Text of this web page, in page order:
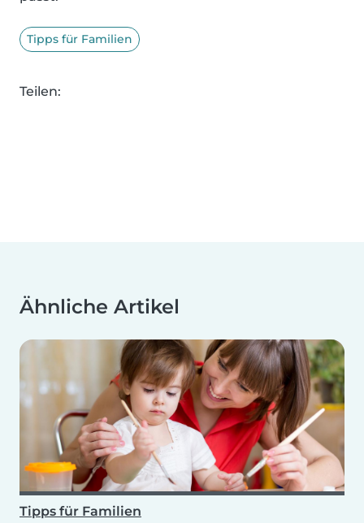
Tipps für Familien
Teilen:
Ähnliche Artikel
Tipps für Familien